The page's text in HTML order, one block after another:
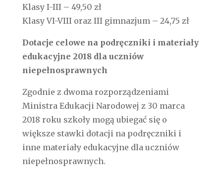
Klasy I-III – 49,50 zł
Klasy VI-VIII oraz III gimnazjum – 24,75 zł
Dotacje celowe na podręczniki i materiały
edukacyjne 2018 dla uczniów
niepełnosprawnych
Zgodnie z dwoma rozporządzeniami
Ministra Edukacji Narodowej z 30 marca
2018 roku szkoły mogą ubiegać się o
większe stawki dotacji na podręczniki i
inne materiały edukacyjne dla uczniów
niepełnosprawnych.